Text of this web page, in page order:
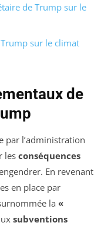
de Trump sur le
Trump sur le climat
de
par l’administration
les conséquences
En revenant
en place par
la «
subventions